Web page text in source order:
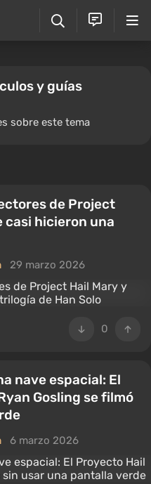
y guías
sobre este tema
de Project
casi hicieron una
29 marzo 2026
0
nave espacial: El
Gosling se filmó
6 marzo 2026